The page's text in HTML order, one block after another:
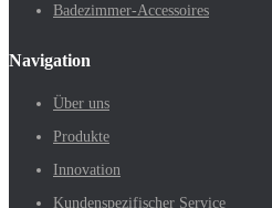
Badezimmer-Accessoires
Navigation
Über uns
Produkte
Innovation
Kundenspezifischer Service